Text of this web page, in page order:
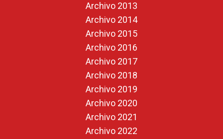
Archivo 2013
Archivo 2014
Archivo 2015
Archivo 2016
Archivo 2017
Archivo 2018
Archivo 2019
Archivo 2020
Archivo 2021
Archivo 2022